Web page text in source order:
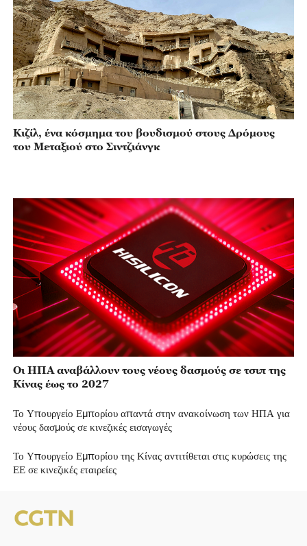
Κιζίλ, ένα κόσμημα του βουδισμού στους Δρόμους
του Μεταξιού στο Σιντζιάνγκ
Οι ΗΠΑ αναβάλλουν τους νέους δασμούς σε τσιπ της
Κίνας έως το 2027
Το Υπουργείο Εμπορίου απαντά στην ανακοίνωση των ΗΠΑ για
νέους δασμούς σε κινεζικές εισαγωγές
Το Υπουργείο Εμπορίου της Κίνας αντιτίθεται στις κυρώσεις της
ΕΕ σε κινεζικές εταιρείες